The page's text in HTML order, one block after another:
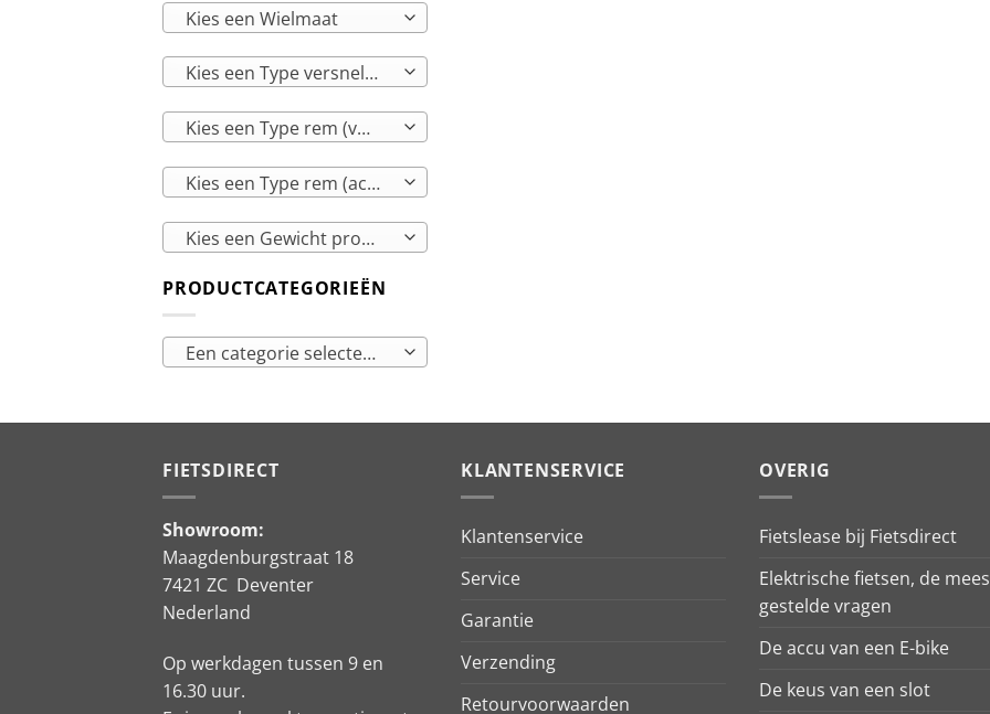
Kies een Wielmaat
Kies een Type versnelling
Kies een Type rem (voor)
Kies een Type rem (achter)
Kies een Gewicht product
PRODUCTCATEGORIEËN
Een categorie selecteren
FIETSDIRECT
Showroom:
Maagdenburgstraat 18
7421 ZC Deventer
Nederland
Op werkdagen tussen 9 en
16.30 uur.
KLANTENSERVICE
Klantenservice
Service
Garantie
Verzending
Retourvoorwaarden
OVERIG
Fietslease bij Fietsdirect
Elektrische fietsen, de
gestelde vragen
De accu van een E-bike
De keus van een slot